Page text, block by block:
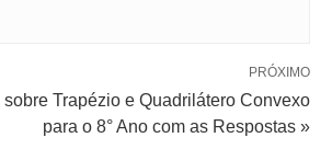
PRÓXIMO
Trapézio e Quadrilátero Convexo
para o 8° Ano com as Respostas »